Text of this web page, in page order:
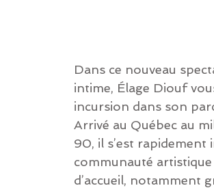
Dans ce nouveau
intime, Élage Diouf
incursion dans son
Arrivé au Québec au
90, il s’est rapidement
communauté
d’accueil, notamment